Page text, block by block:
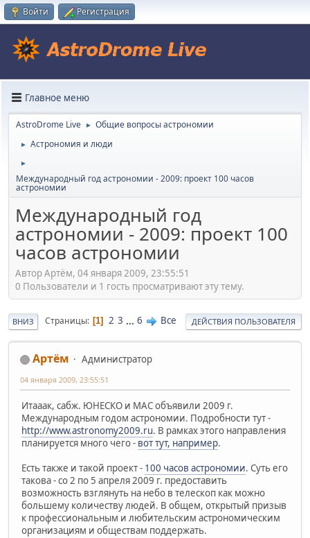
Войти Регистрация
Главное меню
AstroDrome Live ► Общие вопросы астрономии
► Астрономия и люди
►
Международный год астрономии - 2009: проект 100 часов
астрономии
Международный год
астрономии - 2009: проект 100
часов астрономии
Автор Артём, 04 января 2009, 23:55:51
0 Пользователи и 1 гость просматривают эту тему.
ВНИЗ Страницы 1 2 3 ... 6 Все ДЕЙСТВИЯ ПОЛЬЗОВАТЕЛЯ
Артём Администратор
04 января 2009, 23:55:51
Итааак, сабж. ЮНЕСКО и МАС объявили 2009 г.
Международным годом астрономии. Подробности тут -
http://www.astronomy2009.ru. В рамках этого направления
планируется много чего - вот тут, например.
Есть также и такой проект - 100 часов астрономии. Суть его
такова - со 2 по 5 апреля 2009 г. предоставить
возможность взглянуть на небо в телескоп как можно
большему количеству людей. В общем, открытый призыв
к профессиональным и любительским астрономическим
организациям и обществам поддержать.